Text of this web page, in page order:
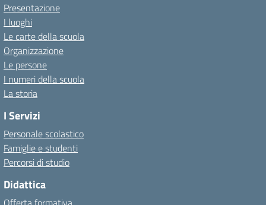
Presentazione
I luoghi
Le carte della scuola
Organizzazione
Le persone
I numeri della scuola
La storia
I Servizi
Personale scolastico
Famiglie e studenti
Percorsi di studio
Didattica